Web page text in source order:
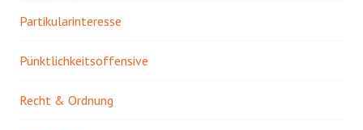
Partikularinteresse
Pünktlichkeitsoffensive
Recht & Ordnung